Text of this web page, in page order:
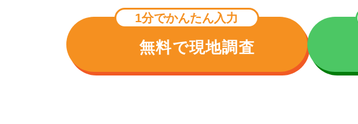
1分でかんたん入力
無料で現地調査